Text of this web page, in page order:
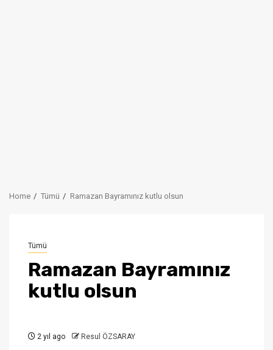
Home Tümü Ramazan Bayramınız kutlu olsun
Tümü
Ramazan Bayramınız
kutlu olsun
2 yıl ago Resul ÖZSARAY